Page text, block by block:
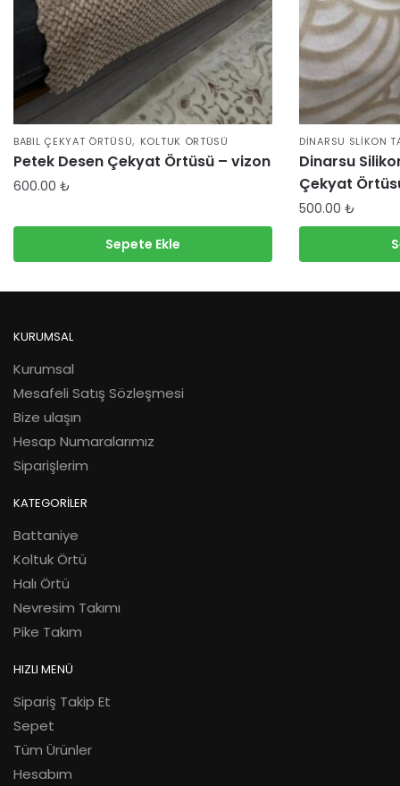
BABIL ÇEKYAT ÖRTÜSÜ, KOLTUK ÖRTÜSÜ
Petek Desen Çekyat Örtüsü – vizon
600.00 ₺
Sepete Ekle
DINARSU SLIKON
Dinarsu
Çekyat
500.00 ₺
KURUMSAL
Kurumsal
Mesafeli Satış Sözleşmesi
Bize ulaşın
Hesap Numaralarımız
Siparişlerim
KATEGORİLER
Battaniye
Koltuk Örtü
Halı Örtü
Nevresim Takımı
Pike Takım
HIZLI MENÜ
Sipariş Takip Et
Sepet
Tüm Ürünler
Hesabım